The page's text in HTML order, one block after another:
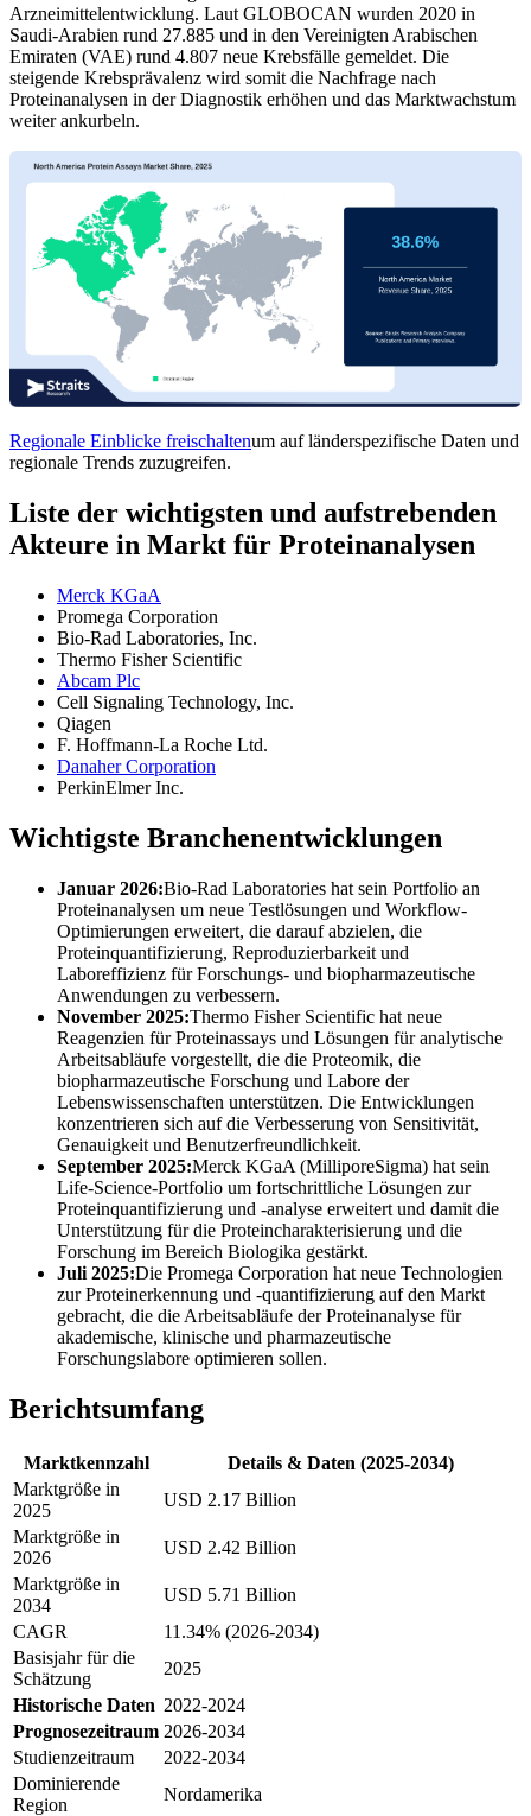
Arzneimittelentwicklung. Laut GLOBOCAN wurden 2020 in
Saudi-Arabien rund 27.885 und in den Vereinigten Arabischen
Emiraten (VAE) rund 4.807 neue Krebsfälle gemeldet. Die
steigende Krebsprävalenz wird somit die Nachfrage nach
Proteinanalysen in der Diagnostik erhöhen und das Marktwachstum
weiter ankurbeln.
Regionale Einblicke freischaltenum auf länderspezifische Daten und
regionale Trends zuzugreifen.
Liste der wichtigsten und aufstrebenden
Akteure in Markt für Proteinanalysen
Merck KGaA
Promega Corporation
Bio-Rad Laboratories, Inc.
Thermo Fisher Scientific
Abcam Plc
Cell Signaling Technology, Inc.
Qiagen
F. Hoffmann-La Roche Ltd.
Danaher Corporation
PerkinElmer Inc.
Wichtigste Branchenentwicklungen
Januar 2026:Bio-Rad Laboratories hat sein Portfolio an
Proteinanalysen um neue Testlösungen und Workflow-
Optimierungen erweitert, die darauf abzielen, die
Proteinquantifizierung, Reproduzierbarkeit und
Laboreffizienz für Forschungs- und biopharmazeutische
Anwendungen zu verbessern.
November 2025:Thermo Fisher Scientific hat neue
Reagenzien für Proteinassays und Lösungen für analytische
Arbeitsabläufe vorgestellt, die die Proteomik, die
biopharmazeutische Forschung und Labore der
Lebenswissenschaften unterstützen. Die Entwicklungen
konzentrieren sich auf die Verbesserung von Sensitivität,
Genauigkeit und Benutzerfreundlichkeit.
September 2025:Merck KGaA (MilliporeSigma) hat sein
Life-Science-Portfolio um fortschrittliche Lösungen zur
Proteinquantifizierung und -analyse erweitert und damit die
Unterstützung für die Proteincharakterisierung und die
Forschung im Bereich Biologika gestärkt.
Juli 2025:Die Promega Corporation hat neue Technologien
zur Proteinerkennung und -quantifizierung auf den Markt
gebracht, die die Arbeitsabläufe der Proteinanalyse für
akademische, klinische und pharmazeutische
Forschungslabore optimieren sollen.
Berichtsumfang
Marktkennzahl
Details & Daten (2025-2034)
Marktgröße in
2025
USD 2.17 Billion
Marktgröße in
2026
USD 2.42 Billion
Marktgröße in
2034
USD 5.71 Billion
CAGR
11.34% (2026-2034)
Basisjahr für die
Schätzung
2025
Historische Daten 2022-2024
Prognosezeitraum 2026-2034
Studienzeitraum
2022-2034
Dominierende
Region
Nordamerika